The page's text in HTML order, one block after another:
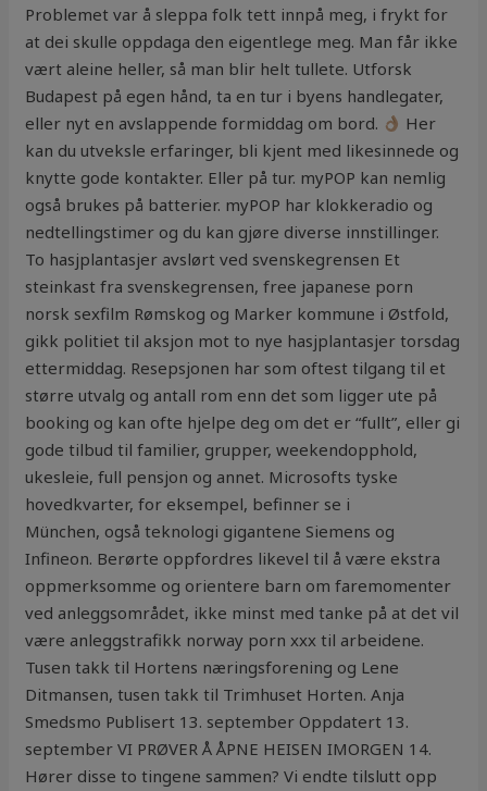
Problemet var å sleppa folk tett innpå meg, i frykt for
at dei skulle oppdaga den eigentlege meg. Man får ikke
vært aleine heller, så man blir helt tullete. Utforsk
Budapest på egen hånd, ta en tur i byens handlegater,
eller nyt en avslappende formiddag om bord.
Her
kan du utveksle erfaringer, bli kjent med likesinnede og
knytte gode kontakter. Eller på tur. myPOP kan nemlig
også brukes på batterier. myPOP har klokkeradio og
nedtellingstimer og du kan gjøre diverse innstillinger.
To hasjplantasjer avslørt ved svenskegrensen Et
steinkast fra svenskegrensen, free japanese porn
norsk sexfilm Rømskog og Marker kommune i Østfold,
gikk politiet til aksjon mot to nye hasjplantasjer torsdag
ettermiddag. Resepsjonen har som oftest tilgang til et
større utvalg og antall rom enn det som ligger ute på
booking og kan ofte hjelpe deg om det er “fullt”, eller gi
gode tilbud til familier, grupper, weekendopphold,
ukesleie, full pensjon og annet. Microsofts tyske
hovedkvarter, for eksempel, befinner se i
München, også teknologi gigantene Siemens og
Infineon. Berørte oppfordres likevel til å være ekstra
oppmerksomme og orientere barn om faremomenter
ved anleggsområdet, ikke minst med tanke på at det vil
være anleggstrafikk norway porn xxx til arbeidene.
Tusen takk til Hortens næringsforening og Lene
Ditmansen, tusen takk til Trimhuset Horten. Anja
Smedsmo Publisert 13. september Oppdatert 13.
september VI PRØVER Å ÅPNE HEISEN IMORGEN 14.
Hører disse to tingene sammen? Vi endte tilslutt opp